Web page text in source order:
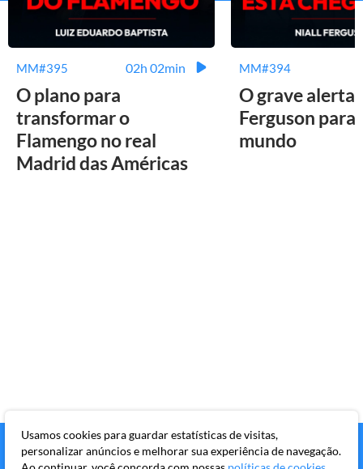
MM#395 02h 02min
O plano para
transformar o
Flamengo no real
Madrid das Américas
MM#394
O grave alerta
Ferguson para
mundo
Usamos cookies para guardar estatísticas de visitas,
personalizar anúncios e melhorar sua experiência de navegação.